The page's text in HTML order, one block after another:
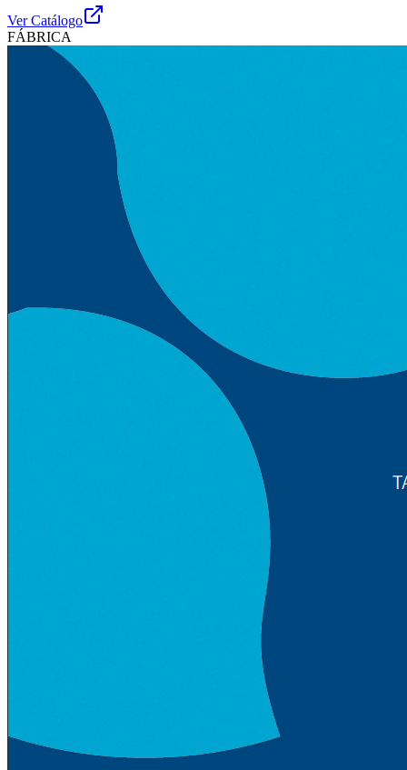
Ver Catálogo
FÁBRICA